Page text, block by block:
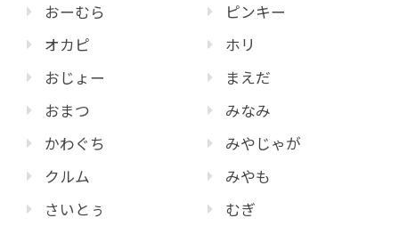
おーむら
オカピ
おじょー
おまつ
かわぐち
クルム
さいとぅ
ピンキー
ホリ
まえだ
みなみ
みやじゃが
みやも
むぎ